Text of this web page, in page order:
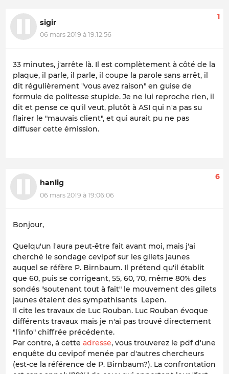
sigir
06 mars 2019 à 19:12:56
1
33 minutes, j'arrête là. Il est complètement à côté de la
plaque, il parle, il parle, il coupe la parole sans arrêt, il
dit régulièrement "vous avez raison" en guise de
formule de politesse stupide. Je ne lui reproche rien, il
dit et pense ce qu'il veut, plutôt à ASI qui n'a pas su
flairer le "mauvais client", et qui aurait pu ne pas
diffuser cette émission.
hanlig
06 mars 2019 à 19:06:06
6
Bonjour,
Quelqu'un l'aura peut-être fait avant moi, mais j'ai
cherché le sondage cevipof sur les gilets jaunes
auquel se réfère P. Birnbaum. Il prétend qu'il établit
que 60, puis se corrigeant, 55, 60, 70, même 80% des
sondés "soutenant tout à fait" le mouvement des gilets
jaunes étaient des sympathisants Lepen.
Il cite les travaux de Luc Rouban. Luc Rouban évoque
différents travaux mais je n'ai pas trouvé directement
"l'info" chiffrée précédente.
Par contre, à cette adresse, vous trouverez le pdf d'une
enquête du cevipof menée par d'autres chercheurs
(est-ce la référence de P. Birnbaum?). La confrontation